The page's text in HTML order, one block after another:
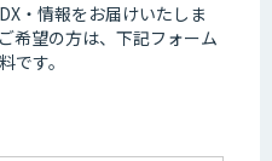
・情報をお届けいたしま
希望の方は、下記フォーム
です。